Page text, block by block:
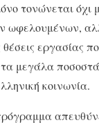
τονώνεται όχι
ωφελουμένων,
θέσεις εργασίας
μεγάλα
κοινωνία.